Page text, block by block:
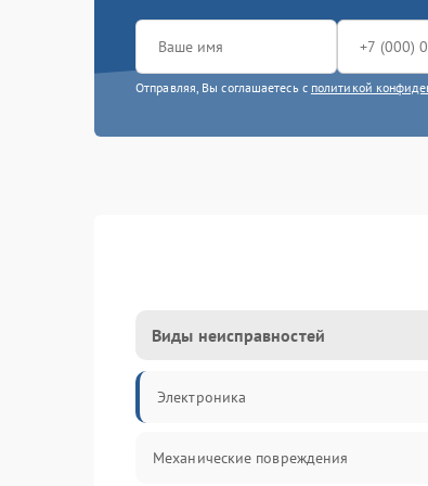
Отправляя, Вы соглашаетесь с политикой
Виды неисправностей
Электроника
Механические повреждения